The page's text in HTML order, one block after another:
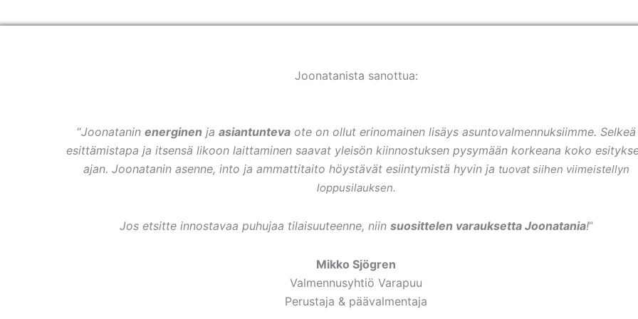
Joonatanista sanottua:
“Joonatanin energinenja asiantuntevaote on ollut erinomainen lisäys asuntovalmennuksiimme. Selkeä
esittämistapa ja itsensä likoon laittaminen saavat yleisön kiinnostuksen pysymään korkeana koko
ajan. Joonatanin asenne, into ja ammattitaito höystävät esiintymistä hyvin ja tuovat siihen viimeistellyn
loppusilauksen.
Jos etsitte innostavaa puhujaa tilaisuuteenne, niin suosittelen varauksetta Joonatania!”
Mikko Sjögren
Valmennusyhtiö Varapuu
Perustaja & päävalmentaja